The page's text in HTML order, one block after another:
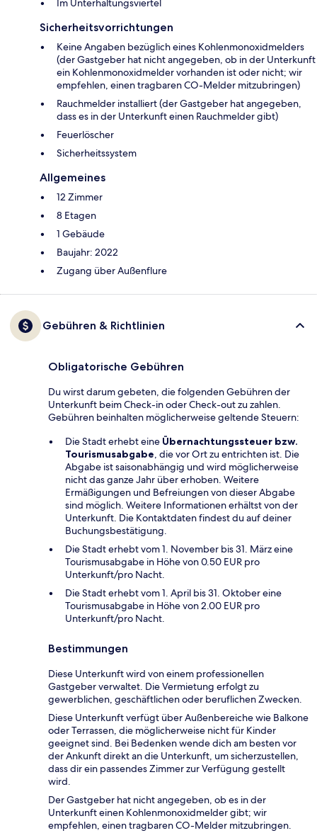
Im Unterhaltungsviertel
Sicherheitsvorrichtungen
Keine Angaben bezüglich eines Kohlenmonoxidmelders
(der Gastgeber hat nicht angegeben, ob in der Unterkunft
ein Kohlenmonoxidmelder vorhanden ist oder nicht; wir
empfehlen, einen tragbaren CO-Melder mitzubringen)
Rauchmelder installiert (der Gastgeber hat angegeben,
dass es in der Unterkunft einen Rauchmelder gibt)
Feuerlöscher
Sicherheitssystem
Allgemeines
12 Zimmer
8 Etagen
1 Gebäude
Baujahr: 2022
Zugang über Außenflure
Gebühren & Richtlinien
Obligatorische Gebühren
Du wirst darum gebeten, die folgenden Gebühren der
Unterkunft beim Check-in oder Check-out zu zahlen.
Gebühren beinhalten möglicherweise geltende Steuern:
Die Stadt erhebt eine Übernachtungssteuer bzw.
Tourismusabgabe, die vor Ort zu entrichten ist. Die
Abgabe ist saisonabhängig und wird möglicherweise
nicht das ganze Jahr über erhoben. Weitere
Ermäßigungen und Befreiungen von dieser Abgabe
sind möglich. Weitere Informationen erhältst von der
Unterkunft. Die Kontaktdaten findest du auf deiner
Buchungsbestätigung.
Die Stadt erhebt vom 1. November bis 31. März eine
Tourismusabgabe in Höhe von 0.50 EUR pro
Unterkunft/pro Nacht.
Die Stadt erhebt vom 1. April bis 31. Oktober eine
Tourismusabgabe in Höhe von 2.00 EUR pro
Unterkunft/pro Nacht.
Bestimmungen
Diese Unterkunft wird von einem professionellen
Gastgeber verwaltet. Die Vermietung erfolgt zu
gewerblichen, geschäftlichen oder beruflichen Zwecken.
Diese Unterkunft verfügt über Außenbereiche wie Balkone
oder Terrassen, die möglicherweise nicht für Kinder
geeignet sind. Bei Bedenken wende dich am besten vor
der Ankunft direkt an die Unterkunft, um sicherzustellen,
dass dir ein passendes Zimmer zur Verfügung gestellt
wird.
Der Gastgeber hat nicht angegeben, ob es in der
Unterkunft einen Kohlenmonoxidmelder gibt; wir
empfehlen, einen tragbaren CO-Melder mitzubringen.